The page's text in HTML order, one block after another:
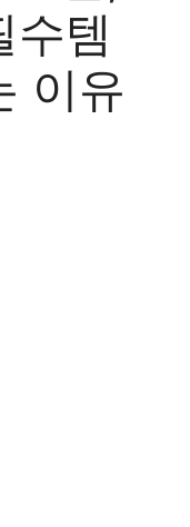
수템
이유